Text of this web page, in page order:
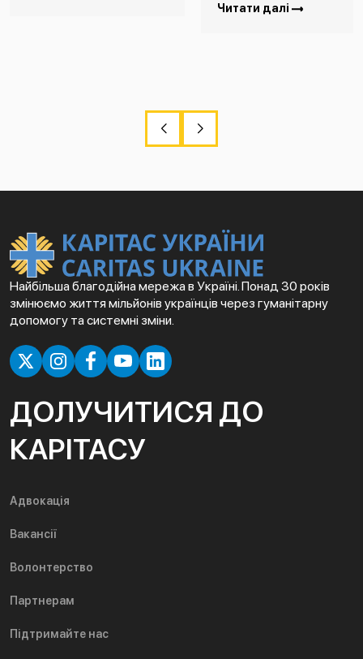
Найбільша благодійна мережа в Україні. Понад 30 років
змінюємо життя мільйонів українців через гуманітарну
допомогу та системні зміни.
ДОЛУЧИТИСЯ ДО
КАРІТАСУ
Адвокація
Вакансії
Волонтерство
Партнерам
Підтримайте нас